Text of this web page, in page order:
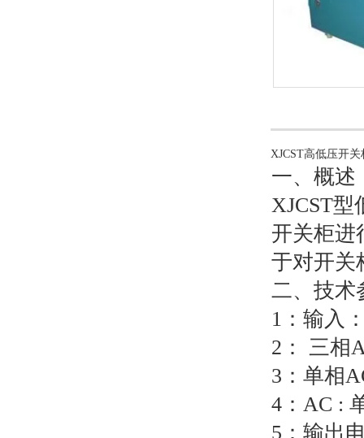
XJCST高低压开
一、概述
XJCST
开关柜进
于对开关
二、技术
1：输入
2： 三相
3：单相
4：AC :
5：输出